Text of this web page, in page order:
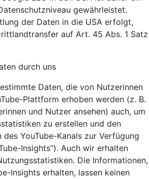
gewährleistet.
der Daten in die USA erfolgt,
auf Art. 45 Abs. 1 Satz
durch uns
Daten, die von Nutzerinnen
Plattform erhoben werden (z. B.
und Nutzer ansehen) auch, um
zu erstellen und den
YouTube-Kanals zur Verfügung
Insights”). Auch wir erhalten
Die Informationen,
Insights erhalten, lassen keinen